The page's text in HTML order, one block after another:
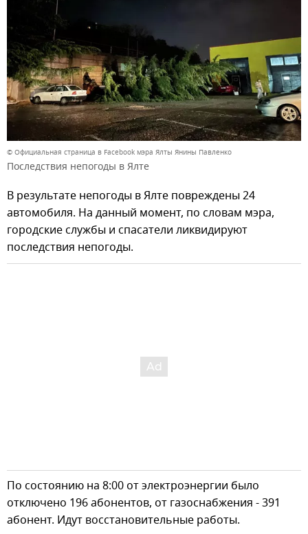
© Официальная страница в Facebook мэра Ялты Янины Павленко
Последствия непогоды в Ялте
В результате непогоды в Ялте повреждены 24
автомобиля. На данный момент, по словам мэра,
городские службы и спасатели ликвидируют
последствия непогоды.
По состоянию на 8:00 от электроэнергии было
отключено 196 абонентов, от газоснабжения - 391
абонент. Идут восстановительные работы.